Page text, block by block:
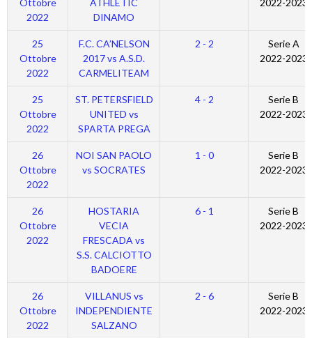
Ottobre
2022
ATHLETIC
DINAMO
2022-2023
25
Ottobre
2022
F.C. CA’NELSON
2017 vs A.S.D.
CARMELITEAM
2 - 2
Serie A
2022-2023
25
Ottobre
2022
ST. PETERSFIELD
UNITED vs
SPARTA PREGA
4 - 2
Serie B
2022-2023
26
Ottobre
2022
NOI SAN PAOLO
vs SOCRATES
1 - 0
Serie B
2022-2023
26
Ottobre
2022
HOSTARIA
VECIA
FRESCADA vs
S.S. CALCIOTTO
BADOERE
6 - 1
Serie B
2022-2023
26
Ottobre
2022
VILLANUS vs
INDEPENDIENTE
SALZANO
2 - 6
Serie B
2022-2023